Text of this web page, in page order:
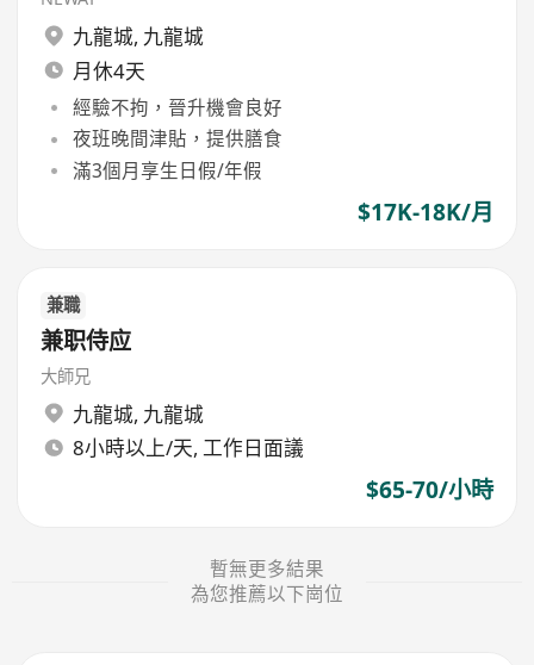
九龍城, 九龍城
月休4天
經驗不拘，晉升機會良好
夜班晚間津貼，提供膳食
滿3個月享生日假/年假
$17K-18K/月
兼職
兼职侍应
大師兄
九龍城, 九龍城
8小時以上/天, 工作日面議
$65-70/小時
暫無更多結果
為您推薦以下崗位